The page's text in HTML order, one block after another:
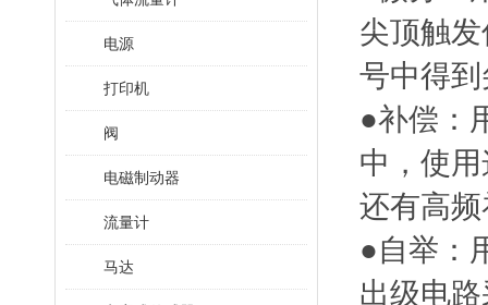
电源
打印机
阀
电磁制动器
流量计
马达
尖顶触
号中得
●补偿：
中，使
还有高
●自举：
出级电